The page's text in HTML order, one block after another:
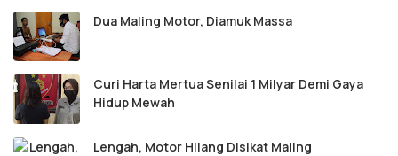
Dua Maling Motor, Diamuk Massa
Curi Harta Mertua Senilai 1 Milyar Demi Gaya
Hidup Mewah
Lengah, Motor Hilang Disikat Maling